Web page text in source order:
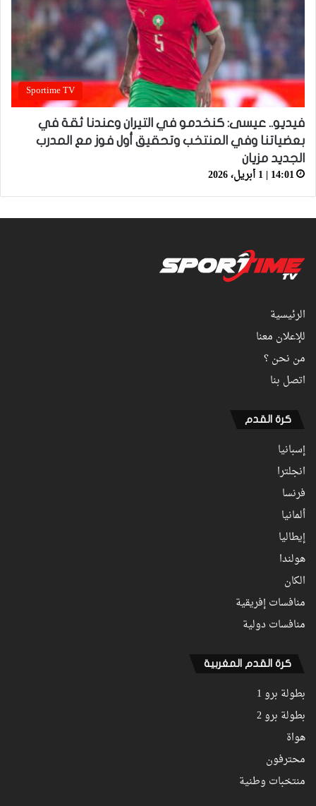
Sportime TV
فيديو.. عيسى: كنخدمو في التيران وعندنا ثقة في
بعضياتنا وفي المنتخب وتحقيق أول فوز مع المدرب
الجديد مزيان
14:01 | 1 أبريل، 2026
الرئيسية
للإعلان معنا
من نحن ؟
اتصل بنا
كرة القدم
إسبانيا
انجلترا
فرنسا
ألمانيا
إيطاليا
هولندا
الكان
منافسات إفريقية
منافسات دولية
كرة القدم المغربية
بطولة برو 1
بطولة برو 2
هواة
محترفون
منتخبات وطنية